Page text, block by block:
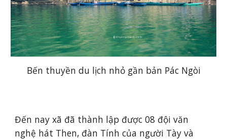
Bến thuyền du lịch nhỏ gần bản Pác Ngòi
Đến nay xã đã thành lập được 08 đội văn
nghệ hát Then, đàn Tính của người Tày và